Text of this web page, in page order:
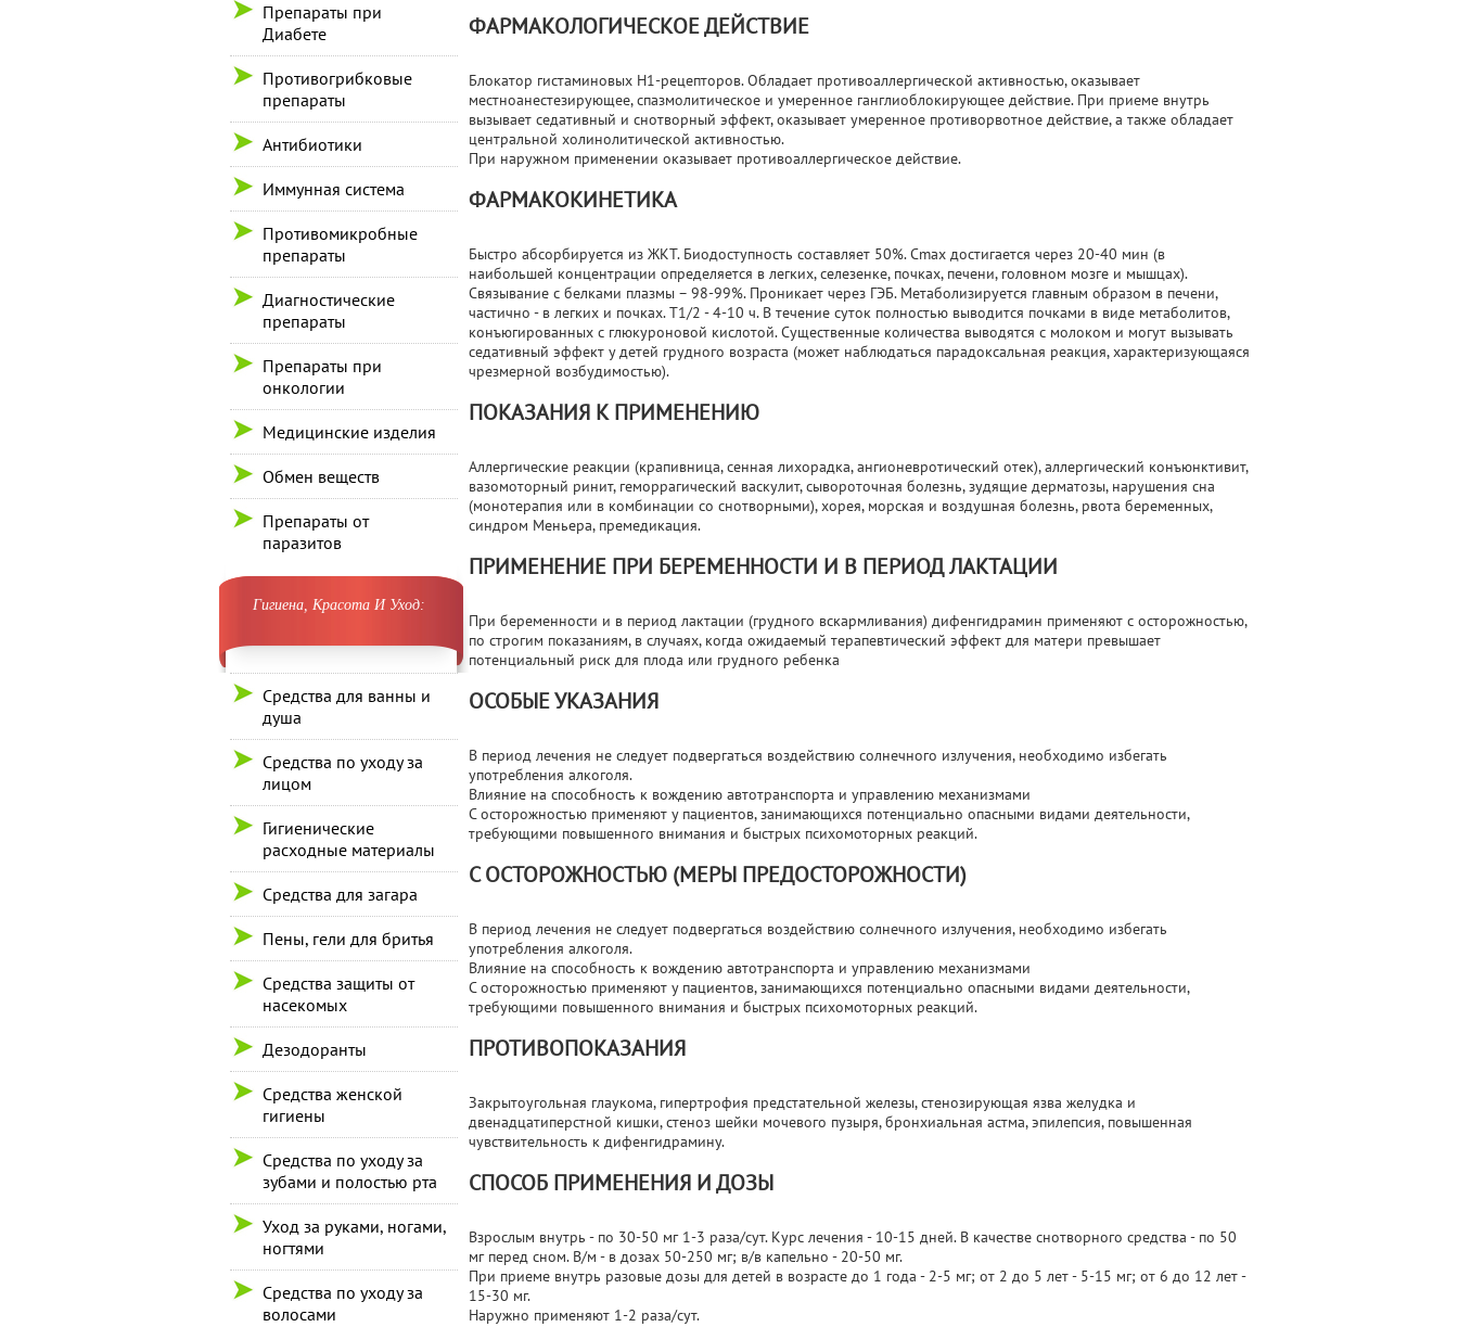
Препараты при
Диабете
Противогрибковые
препараты
Антибиотики
Иммунная система
Противомикробные
препараты
Диагностические
препараты
Препараты при
онкологии
Медицинские изделия
Обмен веществ
Препараты от
паразитов
Гигиена, Красота И Уход:
Средства для ванны и
душа
Средства по уходу за
лицом
Гигиенические
расходные материалы
Средства для загара
Пены, гели для бритья
Средства защиты от
насекомых
Дезодоранты
Средства женской
гигиены
Средства по уходу за
зубами и полостью рта
Уход за руками, ногами,
ногтями
Средства по уходу за
волосами
ФАРМАКОЛОГИЧЕСКОЕ ДЕЙСТВИЕ
Блокатор гистаминовых Н1-рецепторов. Обладает противоаллергической активностью, оказывает
местноанестезирующее, спазмолитическое и умеренное ганглиоблокирующее действие. При приеме внутрь
вызывает седативный и снотворный эффект, оказывает умеренное противорвотное действие, а также обладает
центральной холинолитической активностью.
При наружном применении оказывает противоаллергическое действие.
ФАРМАКОКИНЕТИКА
Быстро абсорбируется из ЖКТ. Биодоступность составляет 50%. Cmax достигается через 20-40 мин (в
наибольшей концентрации определяется в легких, селезенке, почках, печени, головном мозге и мышцах).
Связывание с белками плазмы – 98-99%. Проникает через ГЭБ. Метаболизируется главным образом в печени,
частично - в легких и почках. T1/2 - 4-10 ч. В течение суток полностью выводится почками в виде метаболитов,
конъюгированных с глюкуроновой кислотой. Существенные количества выводятся с молоком и могут вызывать
седативный эффект у детей грудного возраста (может наблюдаться парадоксальная реакция, характеризующаяся
чрезмерной возбудимостью).
ПОКАЗАНИЯ К ПРИМЕНЕНИЮ
Аллергические реакции (крапивница, сенная лихорадка, ангионевротический отек), аллергический конъюнктивит,
вазомоторный ринит, геморрагический васкулит, сывороточная болезнь, зудящие дерматозы, нарушения сна
(монотерапия или в комбинации со снотворными), хорея, морская и воздушная болезнь, рвота беременных,
синдром Меньера, премедикация.
ПРИМЕНЕНИЕ ПРИ БЕРЕМЕННОСТИ И В ПЕРИОД ЛАКТАЦИИ
При беременности и в период лактации (грудного вскармливания) дифенгидрамин применяют с осторожностью,
по строгим показаниям, в случаях, когда ожидаемый терапевтический эффект для матери превышает
потенциальный риск для плода или грудного ребенка
ОСОБЫЕ УКАЗАНИЯ
В период лечения не следует подвергаться воздействию солнечного излучения, необходимо избегать
употребления алкоголя.
Влияние на способность к вождению автотранспорта и управлению механизмами
С осторожностью применяют у пациентов, занимающихся потенциально опасными видами деятельности,
требующими повышенного внимания и быстрых психомоторных реакций.
С ОСТОРОЖНОСТЬЮ (МЕРЫ ПРЕДОСТОРОЖНОСТИ)
В период лечения не следует подвергаться воздействию солнечного излучения, необходимо избегать
употребления алкоголя.
Влияние на способность к вождению автотранспорта и управлению механизмами
С осторожностью применяют у пациентов, занимающихся потенциально опасными видами деятельности,
требующими повышенного внимания и быстрых психомоторных реакций.
ПРОТИВОПОКАЗАНИЯ
Закрытоугольная глаукома, гипертрофия предстательной железы, стенозирующая язва желудка и
двенадцатиперстной кишки, стеноз шейки мочевого пузыря, бронхиальная астма, эпилепсия, повышенная
чувствительность к дифенгидрамину.
СПОСОБ ПРИМЕНЕНИЯ И ДОЗЫ
Взрослым внутрь - по 30-50 мг 1-3 раза/сут. Курс лечения - 10-15 дней. В качестве снотворного средства - по 50
мг перед сном. В/м - в дозах 50-250 мг; в/в капельно - 20-50 мг.
При приеме внутрь разовые дозы для детей в возрасте до 1 года - 2-5 мг; от 2 до 5 лет - 5-15 мг; от 6 до 12 лет -
15-30 мг.
Наружно применяют 1-2 раза/сут.